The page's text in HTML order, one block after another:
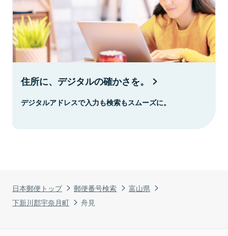
日本郵便トップ 郵便番号検索
富山県
下新川郡宇奈月町
舟見
住所に、デジタルの確かさを。
デジタルアドレスで入力も検索もスムーズに。